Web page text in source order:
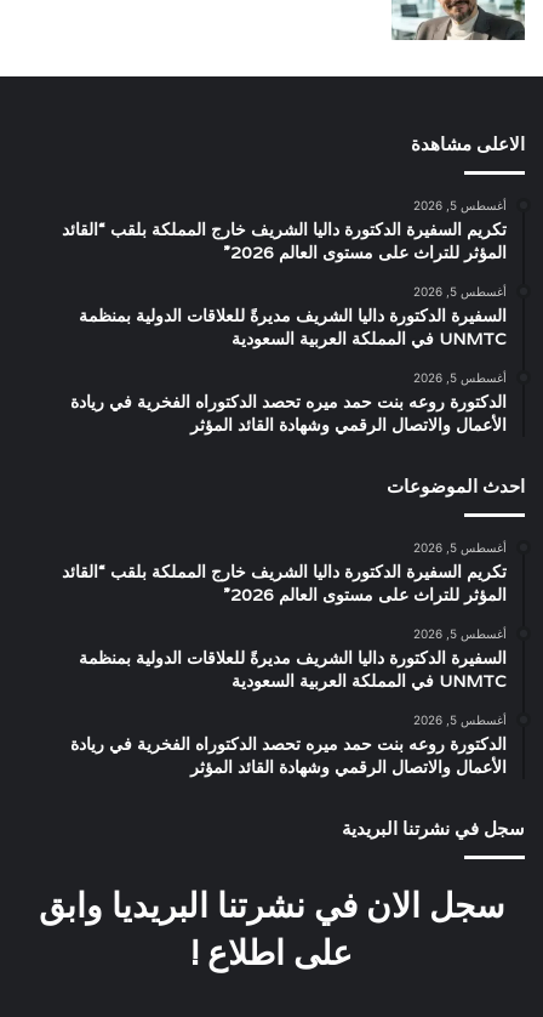
الاعلى مشاهدة
أغسطس 5, 2026
تكريم السفيرة الدكتورة داليا الشريف خارج المملكة بلقب “القائد
المؤثر للتراث على مستوى العالم 2026”
أغسطس 5, 2026
السفيرة الدكتورة داليا الشريف مديرةً للعلاقات الدولية بمنظمة
UNMTC في المملكة العربية السعودية
أغسطس 5, 2026
الدكتورة روعه بنت حمد ميره تحصد الدكتوراه الفخرية في ريادة
الأعمال والاتصال الرقمي وشهادة القائد المؤثر
احدث الموضوعات
أغسطس 5, 2026
تكريم السفيرة الدكتورة داليا الشريف خارج المملكة بلقب “القائد
المؤثر للتراث على مستوى العالم 2026”
أغسطس 5, 2026
السفيرة الدكتورة داليا الشريف مديرةً للعلاقات الدولية بمنظمة
UNMTC في المملكة العربية السعودية
أغسطس 5, 2026
الدكتورة روعه بنت حمد ميره تحصد الدكتوراه الفخرية في ريادة
الأعمال والاتصال الرقمي وشهادة القائد المؤثر
سجل في نشرتنا البريدية
سجل الان في نشرتنا البريديا وابق
على اطلاع !